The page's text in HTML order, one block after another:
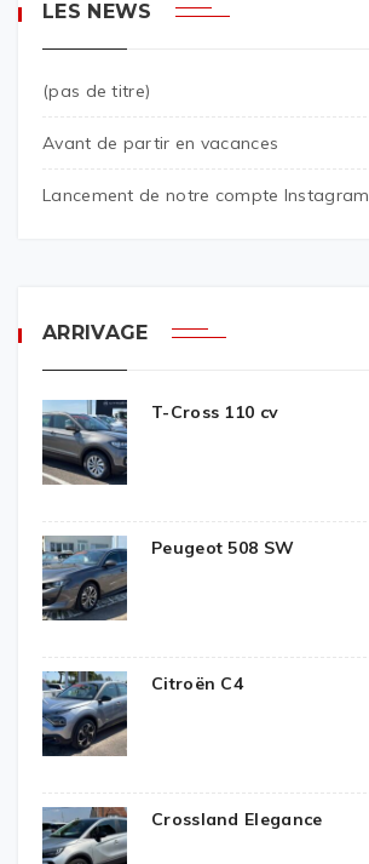
LES NEWS
(pas de titre)
Avant de partir en vacances
Lancement de notre compte Instagram
ARRIVAGE
T-Cross 110 cv
Peugeot 508 SW
Citroën C4
Crossland Elegance